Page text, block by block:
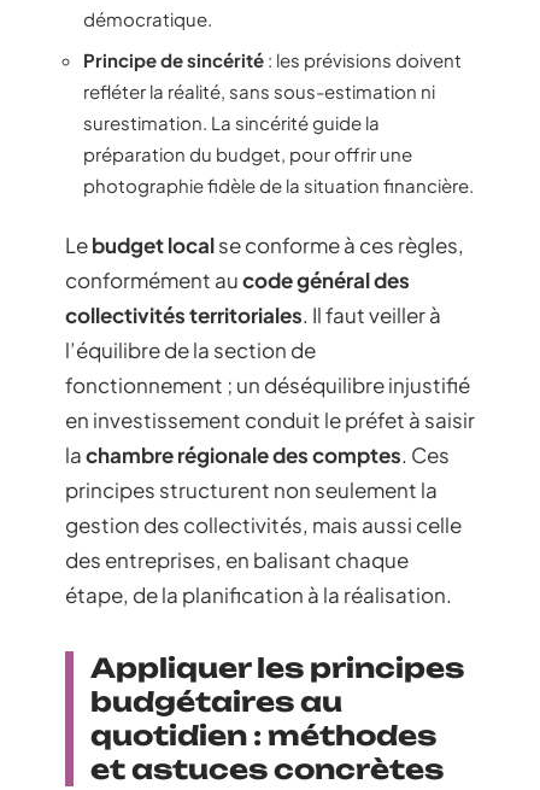
démocratique.
Principe de sincérité : les prévisions doivent
refléter la réalité, sans sous-estimation ni
surestimation. La sincérité guide la
préparation du budget, pour offrir une
photographie fidèle de la situation financière.
Lebudget localse conforme à ces règles,
conformément aucode général des
collectivités territoriales. Il faut veiller à
l’équilibre de la section de
fonctionnement ; un déséquilibre injustifié
en investissement conduit le préfet à saisir
lachambre régionale des comptes. Ces
principes structurent non seulement la
gestion des collectivités, mais aussi celle
des entreprises, en balisant chaque
étape, de la planification à la réalisation.
Appliquer les principes
budgétaires au
quotidien : méthodes
et astuces concrètes